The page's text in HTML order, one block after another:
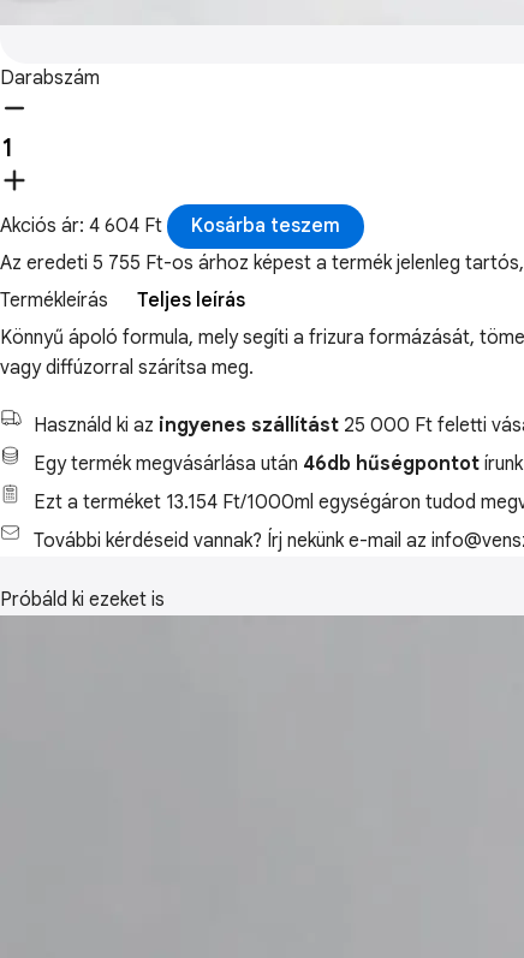
Darabszám
Akciós ár: 4 604 Ft
Kosárba teszem
Az eredeti 5 755 Ft-os árhoz képest a termék jelenleg
Termékleírás
Teljes leírás
Könnyű ápoló formula, mely segíti a frizura formázását,
vagy diffúzorral szárítsa meg.
Használd ki az ingyenes szállítást 25 000 Ft feletti
Egy termék megvásárlása után 46db hűségpontot
Ezt a terméket 13.154 Ft/1000ml egységáron tudod
További kérdéseid vannak? Írj nekünk e-mail az
Próbáld ki ezeket is